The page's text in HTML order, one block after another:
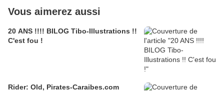
Vous aimerez aussi
20 ANS !!!! BILOG Tibo-Illustrations !!
C'est fou !
Rider: Old, Pirates-Caraibes.com